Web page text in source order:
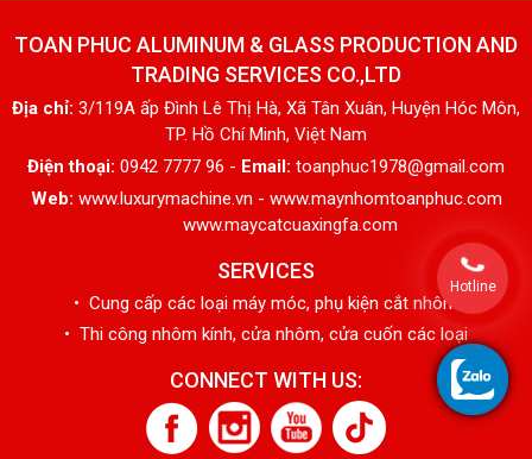
TOAN PHUC ALUMINUM & GLASS PRODUCTION AND
TRADING SERVICES CO.,LTD
Địa chỉ: 3/119A ấp Đình Lê Thị Hà, Xã Tân Xuân, Huyện Hóc Môn,
TP. Hồ Chí Minh, Việt Nam
Điện thoại: 0942 7777 96 - Email: toanphuc1978@gmail.com
Web: www.luxurymachine.vn - www.maynhomtoanphuc.com
www.maycatcuaxingfa.com
SERVICES
• Cung cấp các loại máy móc, phụ kiện cắt nhôm
• Thi công nhôm kính, cửa nhôm, cửa cuốn các loại
CONNECT WITH US:
Hotline